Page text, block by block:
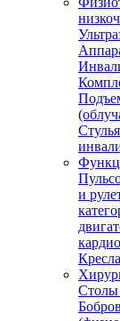
и
Столы